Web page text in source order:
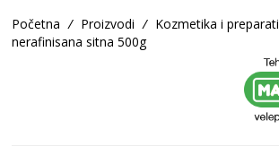
Početna / Proizvodi / Kozmetika i preparati
nerafinisana sitna 500g